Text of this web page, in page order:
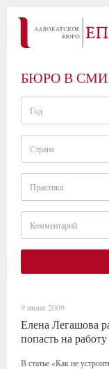
БЮРО В СМИ
Год
Страна
Практика
Комментарий
9 июня 2009
Елена Легашова
попасть на
В статье «Как не